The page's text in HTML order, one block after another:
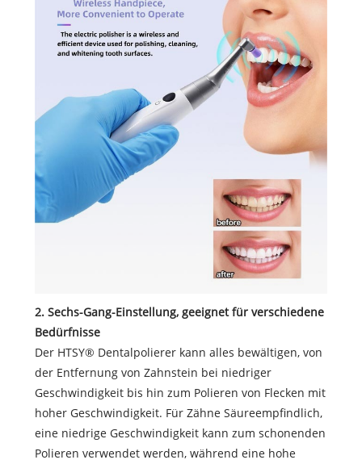
2. Sechs-Gang-Einstellung, geeignet für verschiedene
Bedürfnisse
Der HTSY® Dentalpolierer kann alles bewältigen, von
der Entfernung von Zahnstein bei niedriger
Geschwindigkeit bis hin zum Polieren von Flecken mit
hoher Geschwindigkeit. Für Zähne Säureempfindlich,
eine niedrige Geschwindigkeit kann zum schonenden
Polieren verwendet werden, während eine hohe